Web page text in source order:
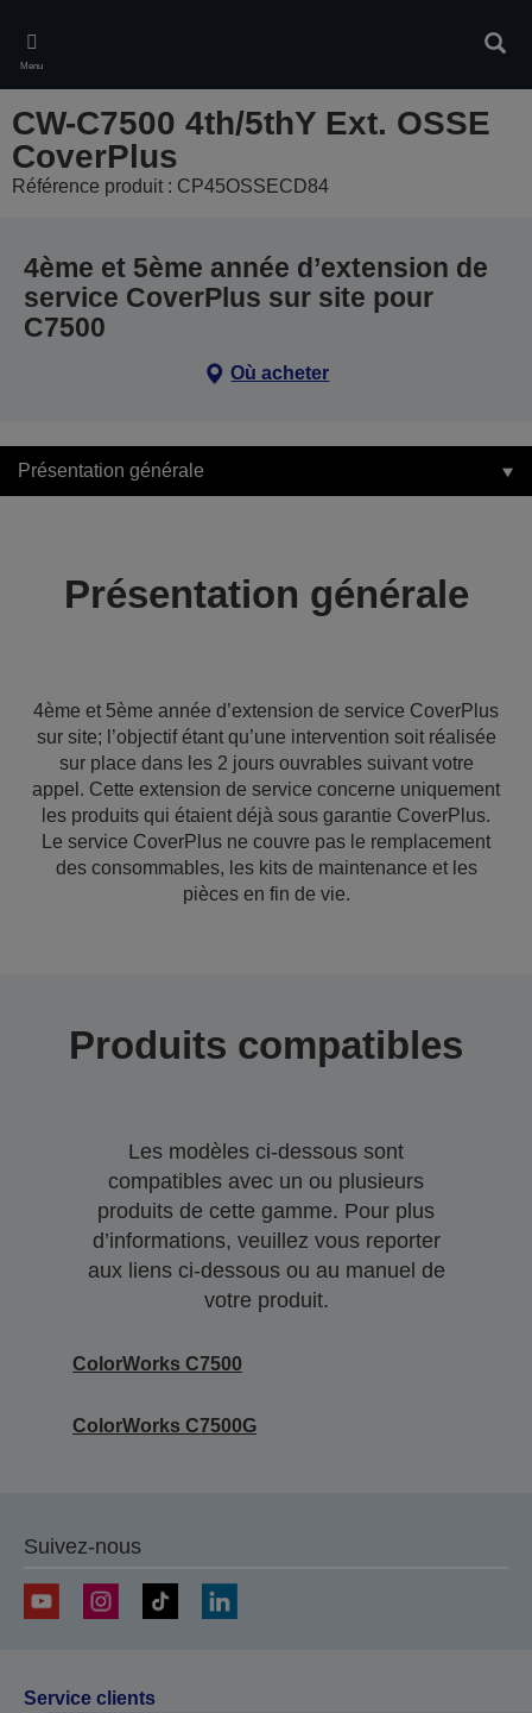
main
content
Menu
CW-C7500 4th/5thY Ext. OSSE
CoverPlus
Référence produit : CP45OSSECD84
4ème et 5ème année d’extension de
service CoverPlus sur site pour
C7500
Où acheter
Présentation générale
Présentation générale
4ème et 5ème année d’extension de service CoverPlus
sur site; l’objectif étant qu’une intervention soit réalisée
sur place dans les 2 jours ouvrables suivant votre
appel. Cette extension de service concerne uniquement
les produits qui étaient déjà sous garantie CoverPlus.
Le service CoverPlus ne couvre pas le remplacement
des consommables, les kits de maintenance et les
pièces en fin de vie.
Produits compatibles
Les modèles ci-dessous sont
compatibles avec un ou plusieurs
produits de cette gamme. Pour plus
d’informations, veuillez vous reporter
aux liens ci-dessous ou au manuel de
votre produit.
ColorWorks C7500
ColorWorks C7500G
Suivez-nous
Service clients